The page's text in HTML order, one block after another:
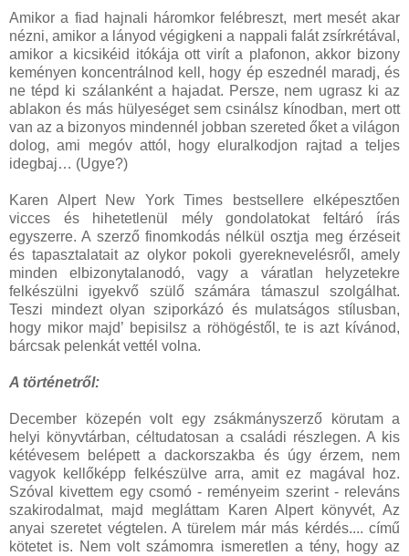
Amikor a fiad hajnali háromkor felébreszt, mert mesét akar
nézni, amikor a lányod végigkeni a nappali falát zsírkrétával,
amikor a kicsikéid itókája ott virít a plafonon, akkor bizony
keményen koncentrálnod kell, hogy ép eszednél maradj, és
ne tépd ki szálanként a hajadat. Persze, nem ugrasz ki az
ablakon és más hülyeséget sem csinálsz kínodban, mert ott
van az a bizonyos mindennél jobban szereted őket a világon
dolog, ami megóv attól, hogy eluralkodjon rajtad a teljes
idegbaj… (Ugye?)
Karen Alpert New York Times bestsellere elképesztően
vicces és hihetetlenül mély gondolatokat feltáró írás
egyszerre. A szerző finomkodás nélkül osztja meg érzéseit
és tapasztalatait az olykor pokoli gyereknevelésről, amely
minden elbizonytalanodó, vagy a váratlan helyzetekre
felkészülni igyekvő szülő számára támaszul szolgálhat.
Teszi mindezt olyan sziporkázó és mulatságos stílusban,
hogy mikor majd’ bepisilsz a röhögéstől, te is azt kívánod,
bárcsak pelenkát vettél volna.
A történetről:
December közepén volt egy zsákmányszerző körutam a
helyi könyvtárban, céltudatosan a családi részlegen. A kis
kétévesem belépett a dackorszakba és úgy érzem, nem
vagyok kellőképp felkészülve arra, amit ez magával hoz.
Szóval kivettem egy csomó - reményeim szerint - releváns
szakirodalmat, majd megláttam Karen Alpert könyvét, Az
anyai szeretet végtelen. A türelem már más kérdés.... című
kötetet is. Nem volt számomra ismeretlen a tény, hogy az